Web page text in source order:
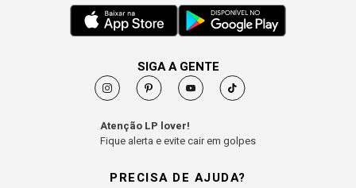
PRECISA DE AJUDA?
SIGA A GENTE
Atenção LP lover!
Fique alerta e evite cair em golpes